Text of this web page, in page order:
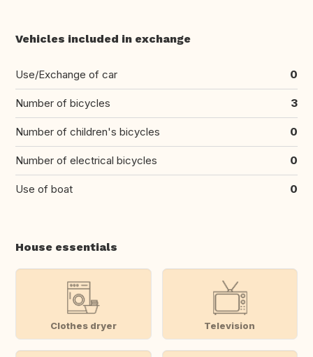
Vehicles included in exchange
Use/Exchange of car 0
Number of bicycles 3
Number of children's bicycles 0
Number of electrical bicycles 0
Use of boat 0
House essentials
Clothes dryer Television